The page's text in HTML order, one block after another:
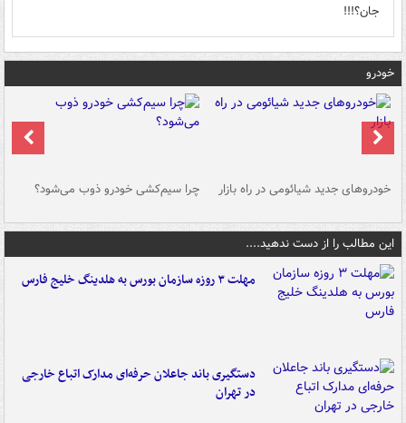
جان؟!!!
خودرو
خودروهای جدید شیائومی در راه بازار چرا سیم‌کشی خودرو ذوب می‌شود؟
این مطالب را از دست ندهید....
مهلت ۳ روزه سازمان بورس به هلدینگ خلیج فارس
دستگیری باند جاعلان حرفه‌ای مدارک اتباع خارجی
در تهران